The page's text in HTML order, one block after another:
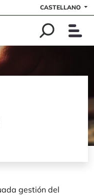
CASTELLANO
gestión del